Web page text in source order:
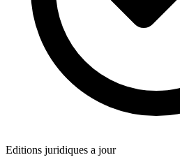
Editions juridiques a jour